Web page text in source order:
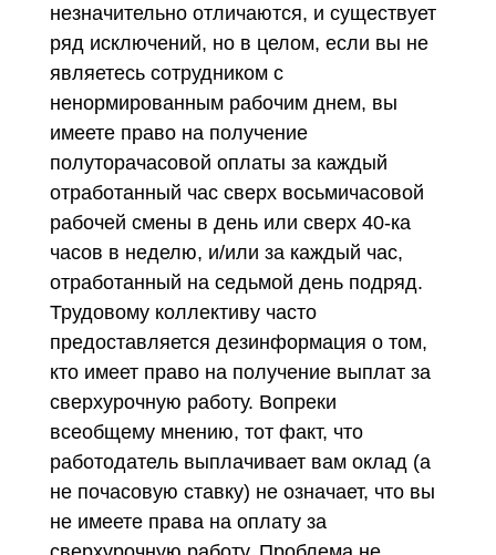
незначительно отличаются, и существует
ряд исключений, но в целом, если вы не
являетесь сотрудником с
ненормированным рабочим днем, вы
имеете право на получение
полуторачасовой оплаты за каждый
отработанный час сверх восьмичасовой
рабочей смены в день или сверх 40-ка
часов в неделю, и/или за каждый час,
отработанный на седьмой день подряд.
Трудовому коллективу часто
предоставляется дезинформация о том,
кто имеет право на получение выплат за
сверхурочную работу. Вопреки
всеобщему мнению, тот факт, что
работодатель выплачивает вам оклад (а
не почасовую ставку) не означает, что вы
не имеете права на оплату за